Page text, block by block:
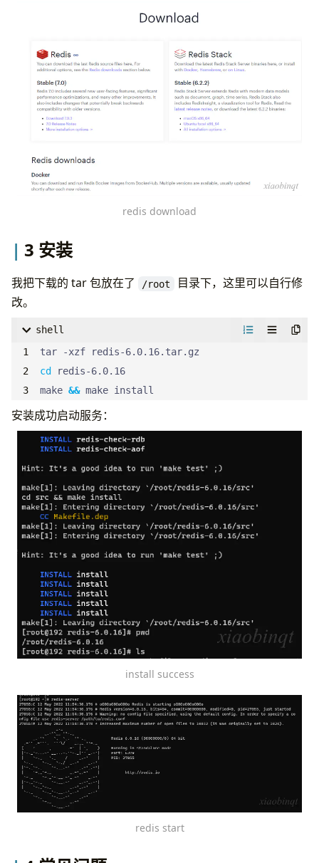
redis download
3 安装
我把下载的 tar 包放在了 /root
目录下，这里可以自行修
改。
shell
cd
make && make install
安装成功启动服务：
install success
redis start